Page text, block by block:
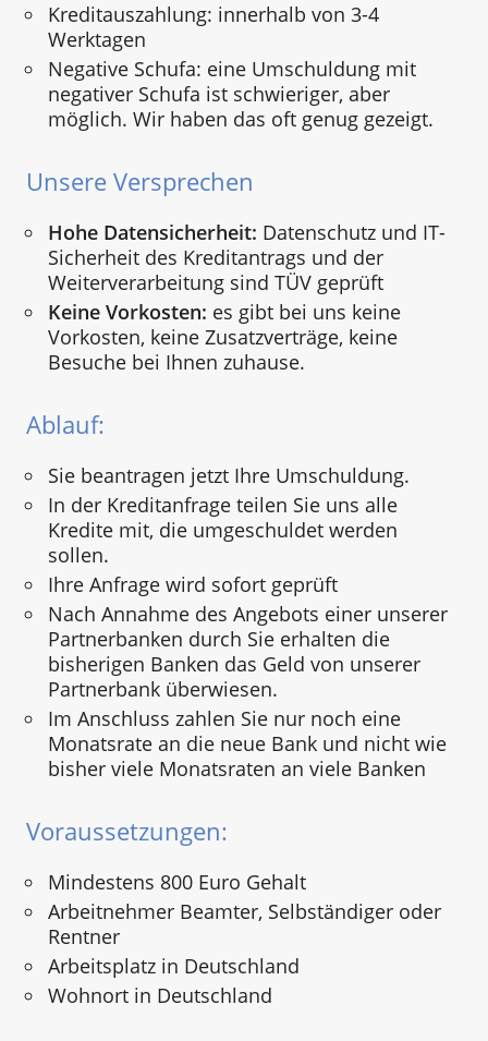
Kreditauszahlung: innerhalb von 3-4
Werktagen
Negative Schufa: eine Umschuldung mit
negativer Schufa ist schwieriger, aber
möglich. Wir haben das oft genug gezeigt.
Unsere Versprechen
Hohe Datensicherheit: Datenschutz und IT-
Sicherheit des Kreditantrags und der
Weiterverarbeitung sind TÜV geprüft
Keine Vorkosten: es gibt bei uns keine
Vorkosten, keine Zusatzverträge, keine
Besuche bei Ihnen zuhause.
Ablauf:
Sie beantragen jetzt Ihre Umschuldung.
In der Kreditanfrage teilen Sie uns alle
Kredite mit, die umgeschuldet werden
sollen.
Ihre Anfrage wird sofort geprüft
Nach Annahme des Angebots einer unserer
Partnerbanken durch Sie erhalten die
bisherigen Banken das Geld von unserer
Partnerbank überwiesen.
Im Anschluss zahlen Sie nur noch eine
Monatsrate an die neue Bank und nicht wie
bisher viele Monatsraten an viele Banken
Voraussetzungen:
Mindestens 800 Euro Gehalt
Arbeitnehmer Beamter, Selbständiger oder
Rentner
Arbeitsplatz in Deutschland
Wohnort in Deutschland